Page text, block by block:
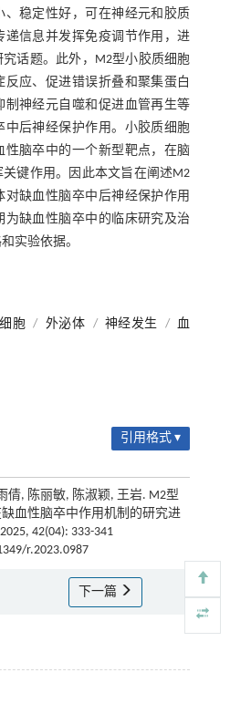
、稳定性好，可在神经元和胶质
递信息并发挥免疫调节作用，进
话题。此外，M2型小胶质细胞
应、促进错误折叠和聚集蛋白
制神经元自噬和促进血管再生等
中后神经保护作用。小胶质细胞
性脑卒中的一个新型靶点，在脑
键作用。因此本文旨在阐述M2
缺血性脑卒中后神经保护作用
为缺血性脑卒中的临床研究及治
实验依据。
胞 / 外泌体 / 神经发生 / 血
引用格式 ▾
倩, 陈丽敏, 陈淑颖, 王岩. M2型
血性脑卒中作用机制的研究进
42(04): 333-341
r.2023.0987
下一篇